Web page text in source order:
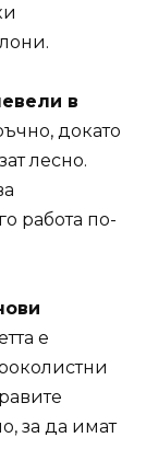
в
докато
лесно.
работа по-
е
за да имат